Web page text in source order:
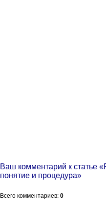
Ваш комментарий к статье
понятие и процедура»
Всего комментариев: 0